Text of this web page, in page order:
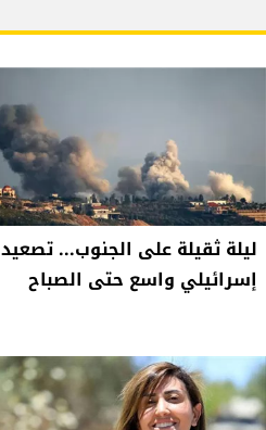
ليلة ثقيلة على الجنوب... تصعيد
إسرائيلي واسع حتى الصباح